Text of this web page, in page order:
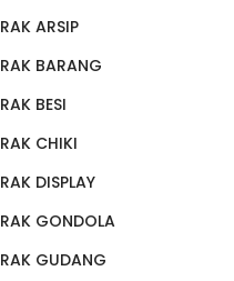
RAK ARSIP
RAK BARANG
RAK BESI
RAK CHIKI
RAK DISPLAY
RAK GONDOLA
RAK GUDANG